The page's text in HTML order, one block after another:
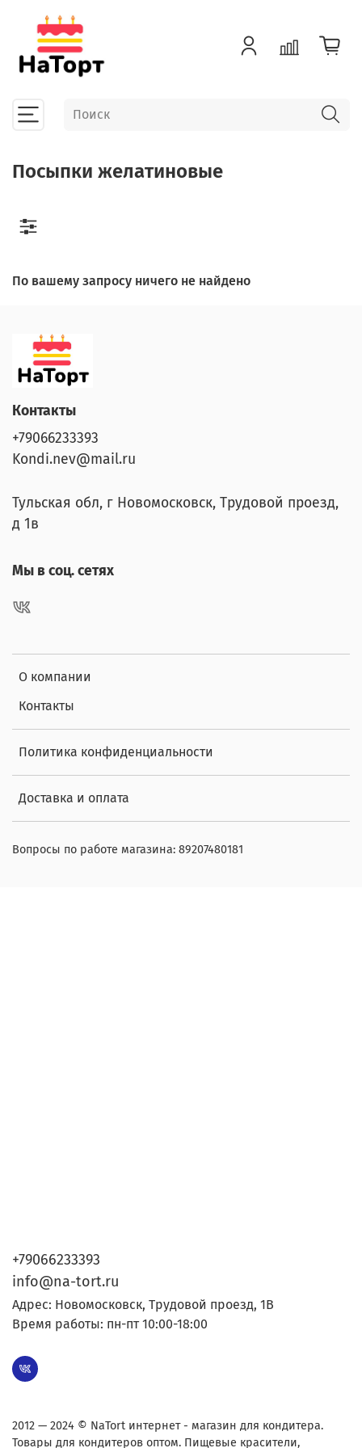
Посыпки желатиновые
По вашему запросу ничего не найдено
О компании
Контакты
Политика конфиденциальности
Доставка и оплата
Контакты
+79066233393
Kondi.nev@mail.ru
Тульская обл, г Новомосковск, Трудовой проезд,
д 1в
Мы в соц. сетях
Вопросы по работе магазина: 89207480181
+79066233393
info@na-tort.ru
Адрес: Новомосковск, Трудовой проезд, 1В
Время работы: пн-пт 10:00-18:00
2012 — 2024 © NaTort интернет - магазин для кондитера.
Товары для кондитеров оптом. Пищевые красители,